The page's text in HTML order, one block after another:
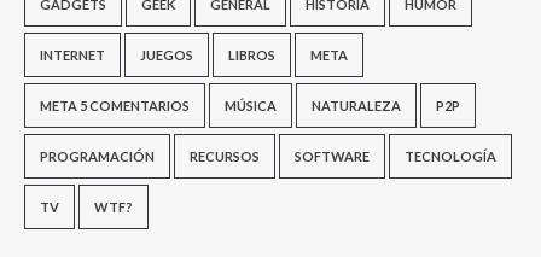
GADGETS GEEK GENERAL HISTORIA HUMOR
INTERNET JUEGOS LIBROS META
META 5 COMENTARIOS MÚSICA NATURALEZA P2P
PROGRAMACIÓN RECURSOS SOFTWARE TECNOLOGÍA
TV WTF?